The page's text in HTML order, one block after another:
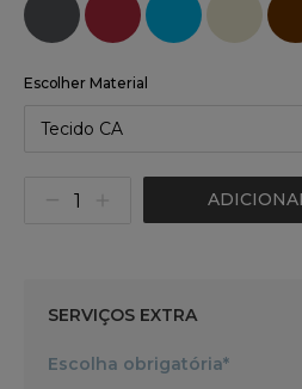
Escolher Material
Tecido CA
SERVIÇOS EXTRA
Escolha obrigatória*